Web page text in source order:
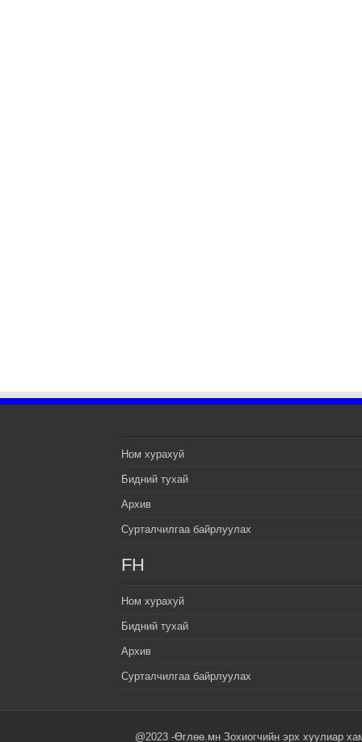
Ном хурахуй
Бидний тухай
Архив
Сурталчилгаа байрлуулах
FH
Ном хурахуй
Бидний тухай
Архив
Сурталчилгаа байрлуулах
@2023 -Өглөө.мн Зохиогчийн эрх хуулиар